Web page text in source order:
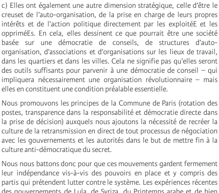
c) Elles ont également une autre dimension stratégique, celle d’être le
creuset de l’auto-organisation, de la prise en charge de leurs propres
intérêts et de l’action politique directement par les exploitéE et les
oppriméEs. En cela, elles dessinent ce que pourrait être une société
basée sur une démocratie de conseils, de structures d’auto-
organisation, d’associations et d’organisations sur les lieux de travail,
dans les quartiers et dans les villes. Cela ne signifie pas qu’elles seront
des outils suffisants pour parvenir à une démocratie de conseil – qui
impliquera nécessairement une organisation révolutionnaire – mais
elles en constituent une condition préalable essentielle.
Nous promouvons les principes de la Commune de Paris (rotation des
postes, transparence dans la responsabilité et démocratie directe dans
la prise de décision) auxquels nous ajoutons la nécessité de recréer la
culture de la retransmission en direct de tout processus de négociation
avec les gouvernements et les autorités dans le but de mettre fin à la
culture anti-démocratique du secret.
Nous nous battons donc pour que ces mouvements gardent fermement
leur indépendance vis-à-vis des pouvoirs en place et y compris des
partis qui prétendent lutter contre le système. Les expériences récentes